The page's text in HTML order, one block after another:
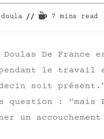
7 mins read
De France
le travail
soit
: “mais
un